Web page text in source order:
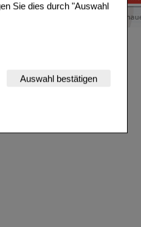
Sie dies durch "Auswahl
unserer Website
werden kann.
zu gestalten,
Verhaltensweisen (z.B.
auf unserer Website aber
dass Daten hierfür
Auswahl bestätigen